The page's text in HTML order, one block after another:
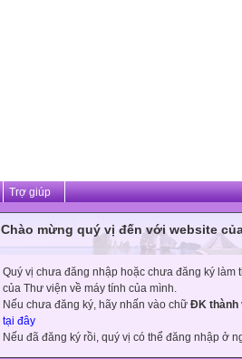
Trợ giúp
Chào mừng quý vị đến với website
Quý vị chưa đăng nhập hoặc chưa đăng ký
của Thư viện về máy tính của mình.
Nếu chưa đăng ký, hãy nhấn vào chữ ĐK thành
tại đây
Nếu đã đăng ký rồi, quý vị có thể đăng nhập ở